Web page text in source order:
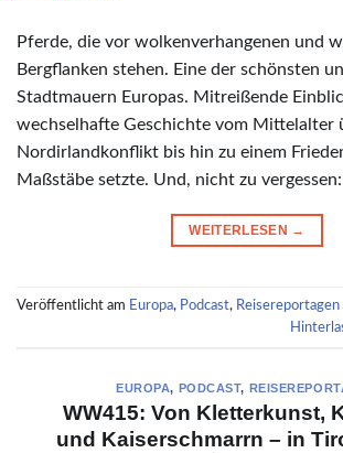
Pferde, die vor wolkenverhangenen und
Bergflanken stehen. Eine der schönsten
Stadtmauern Europas. Mitreißende
wechselhafte Geschichte vom Mittelalter
Nordirlandkonflikt bis hin zu einem
Maßstäbe setzte. Und, nicht zu
WEITERLESEN →
Veröffentlicht am Europa, Podcast, Reisereportagen
EUROPA, PODCAST,
WW415: Von Kletterkunst,
und Kaiserschmarrn – in